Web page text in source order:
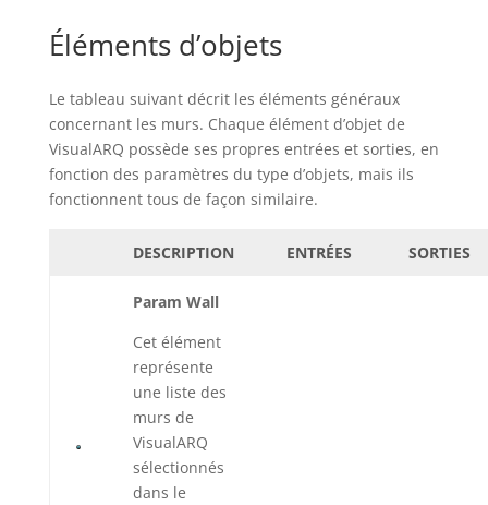
Éléments d’objets
Le tableau suivant décrit les éléments généraux
concernant les murs. Chaque élément d’objet de
VisualARQ possède ses propres entrées et sorties, en
fonction des paramètres du type d’objets, mais ils
fonctionnent tous de façon similaire.
DESCRIPTION ENTRÉES SORTIES
Param Wall
Cet élément
représente
une liste des
murs de
VisualARQ
sélectionnés
dans le